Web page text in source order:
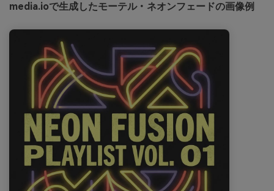
media.ioで生成したモーテル・ネオンフェードの画像例